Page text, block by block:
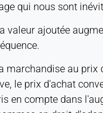
qui nous sont
valeur ajoutée
marchandise au
le prix d'achat
en compte dans